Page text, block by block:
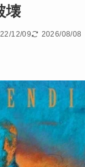
壊
12/09 2026/08/08